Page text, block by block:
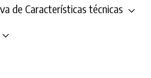
de Características técnicas